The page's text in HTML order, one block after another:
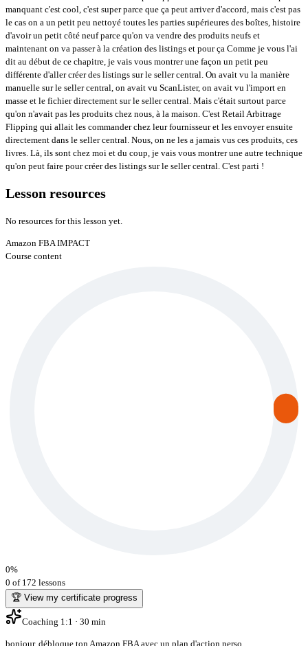
manquant c'est cool, c'est super parce que ça peut arriver d'accord, mais c'est pas
le cas on a un petit peu nettoyé toutes les parties supérieures des boîtes, histoire
d'avoir un petit côté neuf parce qu'on va vendre des produits neufs et
maintenant on va passer à la création des listings et pour ça Comme je vous l'ai
dit au début de ce chapitre, je vais vous montrer une façon un petit peu
différente d'aller créer des listings sur le seller central. On avait vu la manière
manuelle sur le seller central, on avait vu ScanLister, on avait vu l'import en
masse et le fichier directement sur le seller central. Mais c'était surtout parce
qu'on n'avait pas les produits chez nous, à la maison. C'est Retail Arbitrage
Flipping qui allait les commander chez leur fournisseur et les envoyer ensuite
directement dans le seller central. Nous, on ne les a jamais vus ces produits, ces
livres. Là, ils sont chez moi et du coup, je vais vous montrer une autre technique
qu'on peut faire pour créer des listings sur le seller central. C'est parti !
Lesson resources
No resources for this lesson yet.
Amazon FBA IMPACT
Course content
0%
0 of 172 lessons
🏆 View my certificate progress
Coaching 1:1 · 30 min
bonjour, débloque ton Amazon FBA avec un plan d'action perso